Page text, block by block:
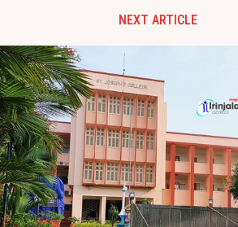
NEXT ARTICLE